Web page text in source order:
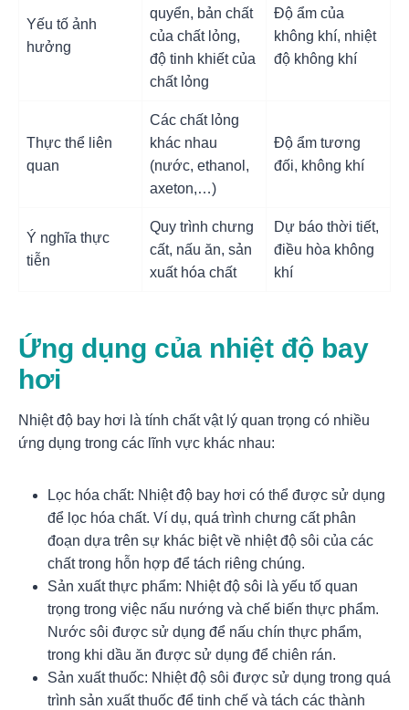
Yếu tố ảnh
hưởng
quyển, bản chất
của chất lỏng,
độ tinh khiết của
chất lỏng
Độ ẩm của
không khí, nhiệt
độ không khí
Thực thể liên
quan
Các chất lỏng
khác nhau
(nước, ethanol,
axeton,…)
Độ ẩm tương
đối, không khí
Ý nghĩa thực
tiễn
Quy trình chưng
cất, nấu ăn, sản
xuất hóa chất
Dự báo thời tiết,
điều hòa không
khí
Ứng dụng của nhiệt độ bay
hơi
Nhiệt độ bay hơi là tính chất vật lý quan trọng có nhiều
ứng dụng trong các lĩnh vực khác nhau:
Lọc hóa chất: Nhiệt độ bay hơi có thể được sử dụng
để lọc hóa chất. Ví dụ, quá trình chưng cất phân
đoạn dựa trên sự khác biệt về nhiệt độ sôi của các
chất trong hỗn hợp để tách riêng chúng.
Sản xuất thực phẩm: Nhiệt độ sôi là yếu tố quan
trọng trong việc nấu nướng và chế biến thực phẩm.
Nước sôi được sử dụng để nấu chín thực phẩm,
trong khi dầu ăn được sử dụng để chiên rán.
Sản xuất thuốc: Nhiệt độ sôi được sử dụng trong quá
trình sản xuất thuốc để tinh chế và tách các thành